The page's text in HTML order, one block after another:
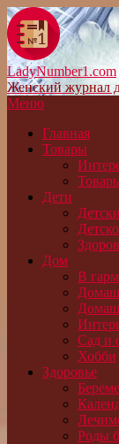
LadyNumber1.com
Женский журнал
Меню
Главная
Товары
Дети
Дом
В
Сад и
Хобби
Здоровье
Роды